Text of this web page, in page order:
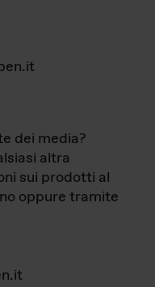
dei media?
altra
sui prodotti al
oppure tramite